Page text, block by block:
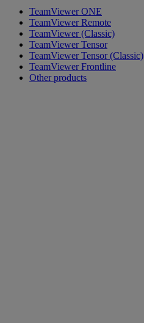
TeamViewer ONE
TeamViewer Remote
TeamViewer (Classic)
TeamViewer Tensor
TeamViewer Tensor (Classic)
TeamViewer Frontline
Other products